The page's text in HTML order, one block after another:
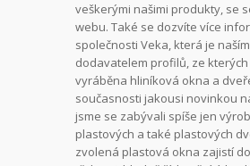
veškerými našimi produkty, se
webu. Také se dozvíte více
společnosti Veka, která je
dodavatelem profilů, ze
vyráběna hliníková okna a
současnosti jakousi novinkou
jsme se zabývali spíše jen
plastových a také plastových
zvolená plastová okna zajistí